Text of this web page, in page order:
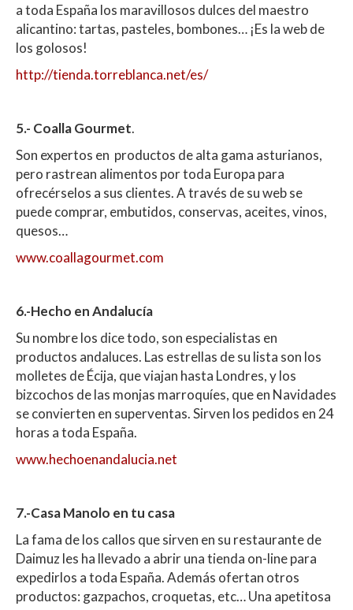
a toda España los maravillosos dulces del maestro
alicantino: tartas, pasteles, bombones… ¡Es la web de
los golosos!
http://tienda.torreblanca.net/es/
5.- Coalla Gourmet.
Son expertos en productos de alta gama asturianos,
pero rastrean alimentos por toda Europa para
ofrecérselos a sus clientes. A través de su web se
puede comprar, embutidos, conservas, aceites, vinos,
quesos…
www.coallagourmet.com
6.-Hecho en Andalucía
Su nombre los dice todo, son especialistas en
productos andaluces. Las estrellas de su lista son los
molletes de Écija, que viajan hasta Londres, y los
bizcochos de las monjas marroquíes, que en Navidades
se convierten en superventas. Sirven los pedidos en 24
horas a toda España.
www.hechoenandalucia.net
7.-Casa Manolo en tu casa
La fama de los callos que sirven en su restaurante de
Daimuz les ha llevado a abrir una tienda on-line para
expedirlos a toda España. Además ofertan otros
productos: gazpachos, croquetas, etc… Una apetitosa